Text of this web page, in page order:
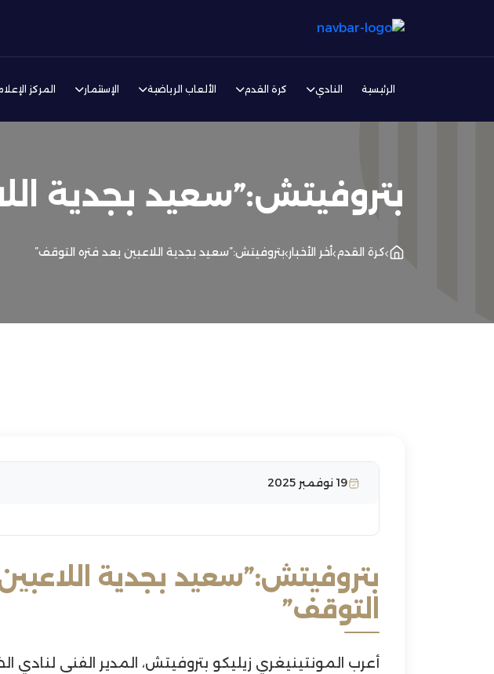
الرئيسية النادي كرة القدم الألعاب الرياضية الإستثمار المركز
بتروفيتش:”سعيد بجدية
كرة القدم أخر الأخبار بتروفيتش:”سعيد بجدية اللاعبين بعد فتره التوقف”
19 نوفمبر 2025
بتروفيتش:”سعيد بجدية
التوقف”
أعرب المونتينيغري زيليكو بتروفيتش، المدير الفني لنادي